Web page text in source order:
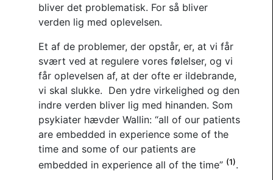
bliver det problematisk. For så bliver
verden lig med oplevelsen.
Et af de problemer, der opstår, er, at vi får
svært ved at regulere vores følelser, og vi
får oplevelsen af, at der ofte er ildebrande,
vi skal slukke. Den ydre virkelighed og den
indre verden bliver lig med hinanden. Som
psykiater hævder Wallin: “all of our patients
are embedded in experience some of the
time and some of our patients are
embedded in experience all of the time” (1).